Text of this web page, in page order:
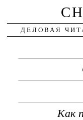
ДЕЛОВАЯ
Как